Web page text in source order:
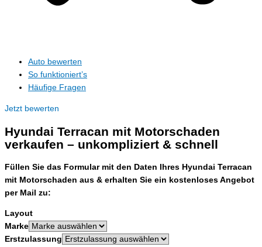
Auto bewerten
So funktioniert’s
Häufige Fragen
Jetzt bewerten
Hyundai Terracan mit Motorschaden
verkaufen – unkompliziert & schnell
Füllen Sie das Formular mit den Daten Ihres Hyundai Terracan
mit Motorschaden aus & erhalten Sie ein kostenloses Angebot
per Mail zu:
Layout
Marke
Erstzulassung